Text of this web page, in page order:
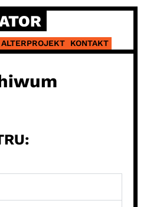
ALTERPROJEKT KONTAKT